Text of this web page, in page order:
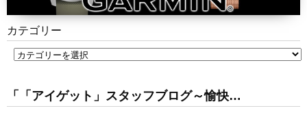
カテゴリー
「「アイゲット」スタッフブログ～愉快…